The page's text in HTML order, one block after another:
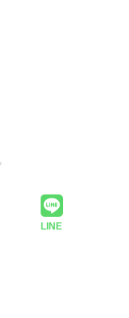
LINE